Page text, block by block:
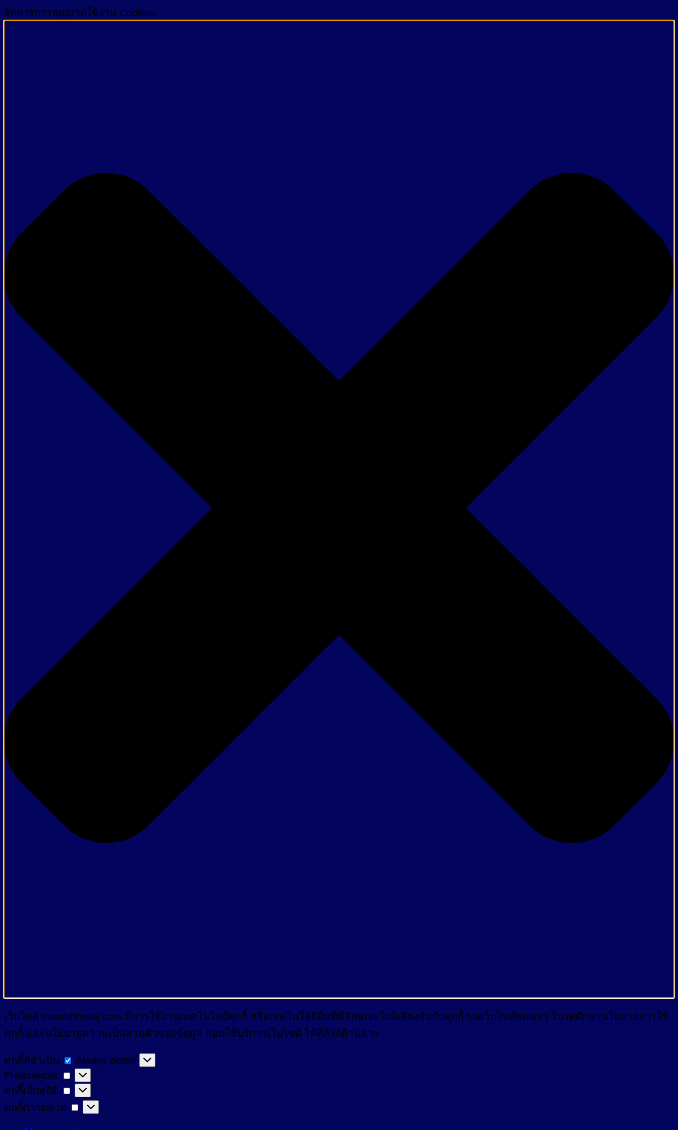
จัดการการอนุญาตใช้งาน Cookies
เว็บไซต์ moombhesaj.com มีการใช้งานเทคโนโลยีคุกกี้ หรือเทคโนโลยีอื่นที่มีลักษณะใกล้เคียงกันกับคุกกี้ บนเว็บไซต์ของเรา โปรดศึกษานโยบายการใช้
คุกกี้ และนโยบายความเป็นส่วนตัวของข้อมูล ก่อนใช้บริการเว็บไซต์ ได้ที่ลิงก์ด้านล่าง
คุกกี้ที่จำเป็น
คุกกี้
ที่
จำเป็น
Always active
Preferences
Preferences
คุกกี้เก็บสถิติ
คุกกี้
เก็บ
คุกกี้การตลาด
คุกกี้